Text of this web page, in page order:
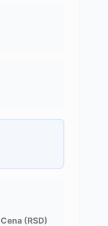
Cena (RSD)